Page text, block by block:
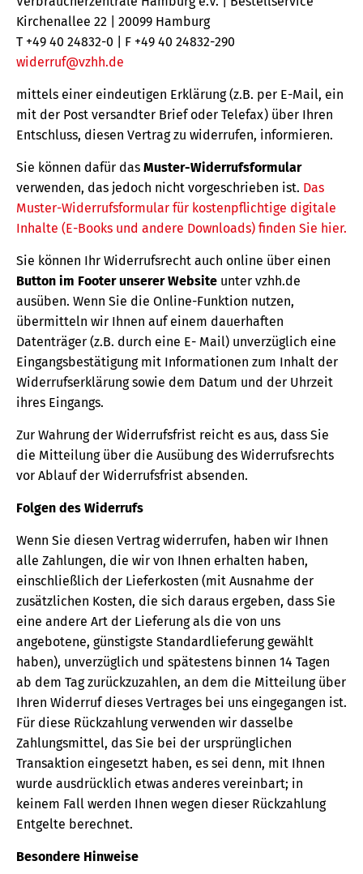
Kirchenallee 22 | 20099 Hamburg
T +49 40 24832-0 | F +49 40 24832-290
widerruf@vzhh.de
mittels einer eindeutigen Erklärung (z.B. per E-Mail, ein
mit der Post versandter Brief oder Telefax) über Ihren
Entschluss, diesen Vertrag zu widerrufen, informieren.
Sie können dafür das Muster-Widerrufsformular
verwenden, das jedoch nicht vorgeschrieben ist. Das
Muster-Widerrufsformular für kostenpflichtige digitale
Inhalte (E-Books und andere Downloads) finden Sie hier.
Sie können Ihr Widerrufsrecht auch online über einen
Button im Footer unserer Website unter vzhh.de
ausüben. Wenn Sie die Online-Funktion nutzen,
übermitteln wir Ihnen auf einem dauerhaften
Datenträger (z.B. durch eine E- Mail) unverzüglich eine
Eingangsbestätigung mit Informationen zum Inhalt der
Widerrufserklärung sowie dem Datum und der Uhrzeit
ihres Eingangs.
Zur Wahrung der Widerrufsfrist reicht es aus, dass Sie
die Mitteilung über die Ausübung des Widerrufsrechts
vor Ablauf der Widerrufsfrist absenden.
Folgen des Widerrufs
Wenn Sie diesen Vertrag widerrufen, haben wir Ihnen
alle Zahlungen, die wir von Ihnen erhalten haben,
einschließlich der Lieferkosten (mit Ausnahme der
zusätzlichen Kosten, die sich daraus ergeben, dass Sie
eine andere Art der Lieferung als die von uns
angebotene, günstigste Standardlieferung gewählt
haben), unverzüglich und spätestens binnen 14 Tagen
ab dem Tag zurückzuzahlen, an dem die Mitteilung über
Ihren Widerruf dieses Vertrages bei uns eingegangen ist.
Für diese Rückzahlung verwenden wir dasselbe
Zahlungsmittel, das Sie bei der ursprünglichen
Transaktion eingesetzt haben, es sei denn, mit Ihnen
wurde ausdrücklich etwas anderes vereinbart; in
keinem Fall werden Ihnen wegen dieser Rückzahlung
Entgelte berechnet.
Besondere Hinweise